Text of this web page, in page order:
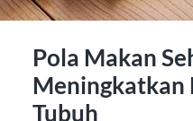
Pola Makan
Meningkatkan
Tubuh